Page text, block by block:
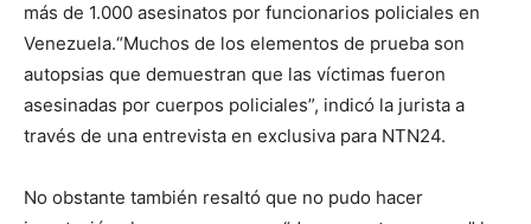
más de 1.000 asesinatos por funcionarios policiales en
Venezuela.“Muchos de los elementos de prueba son
autopsias que demuestran que las víctimas fueron
asesinadas por cuerpos policiales”, indicó la jurista a
través de una entrevista en exclusiva para NTN24.
No obstante también resaltó que no pudo hacer